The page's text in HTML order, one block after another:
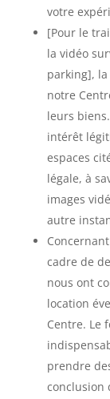
votre
[Pour le
la vidéo
parking], la
notre
leurs
intérêt
espaces
légale, à
images
autre
cadre de
nous ont
location
Centre. Le
prendre
conclusion